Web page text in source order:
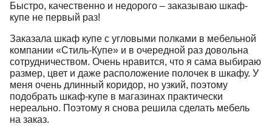
Быстро, качественно и недорого – заказываю шкаф-
купе не первый раз!
Заказала шкаф купе с угловыми полками в мебельной
компании «Стиль-Купе» и в очередной раз довольна
сотрудничеством. Очень нравится, что я сама выбираю
размер, цвет и даже расположение полочек в шкафу. У
меня очень длинный коридор, но узкий, поэтому
подобрать шкаф-купе в магазинах практически
нереально. Поэтому я снова решила сделать мебель
на заказ.